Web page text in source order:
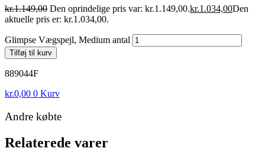
kr.1.149,00 Den oprindelige pris var: kr.1.149,00.kr.1.034,00Den
aktuelle pris er: kr.1.034,00.
Glimpse Vægspejl, Medium antal
Tilføj til kurv
889044F
kr.0,00 0 Kurv
Andre købte
Relaterede varer